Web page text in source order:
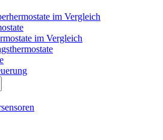
im Vergleich
im Vergleich